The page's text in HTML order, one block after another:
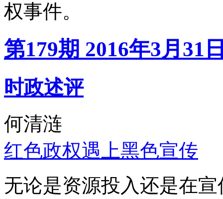
权事件。
第179期 2016年3月31
时政述评
何清涟
红色政权遇上黑色宣传
无论是资源投入还是在